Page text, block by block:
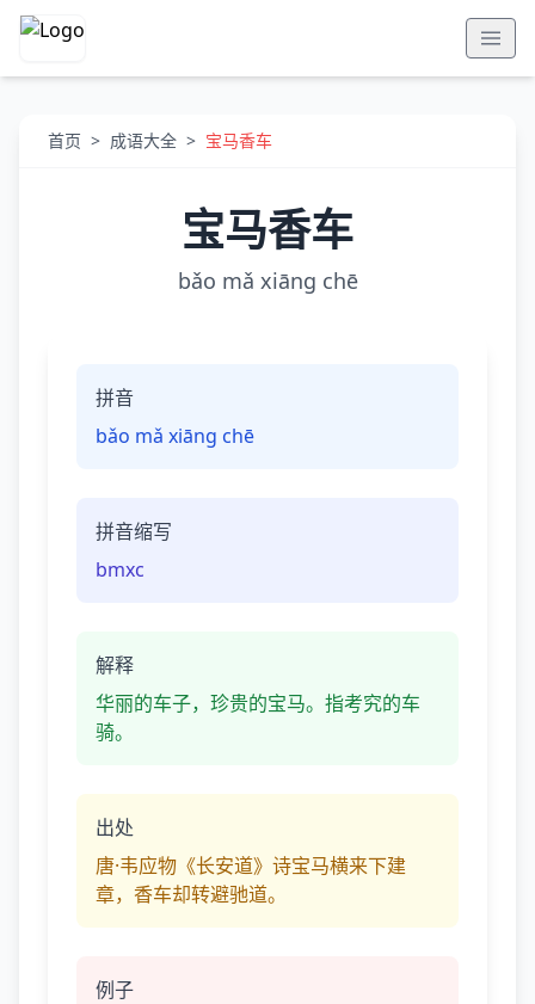
首页 > 成语大全 > 宝马香车
宝马香车
bǎo mǎ xiāng chē
拼音
bǎo mǎ xiāng chē
拼音缩写
bmxc
解释
华丽的车子，珍贵的宝马。指考究的车
骑。
出处
唐·韦应物《长安道》诗宝马横来下建
章，香车却转避驰道。
例子